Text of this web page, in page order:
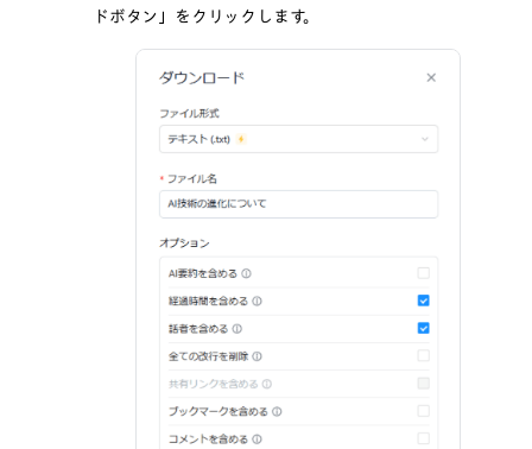
ドボタン」をクリックします。